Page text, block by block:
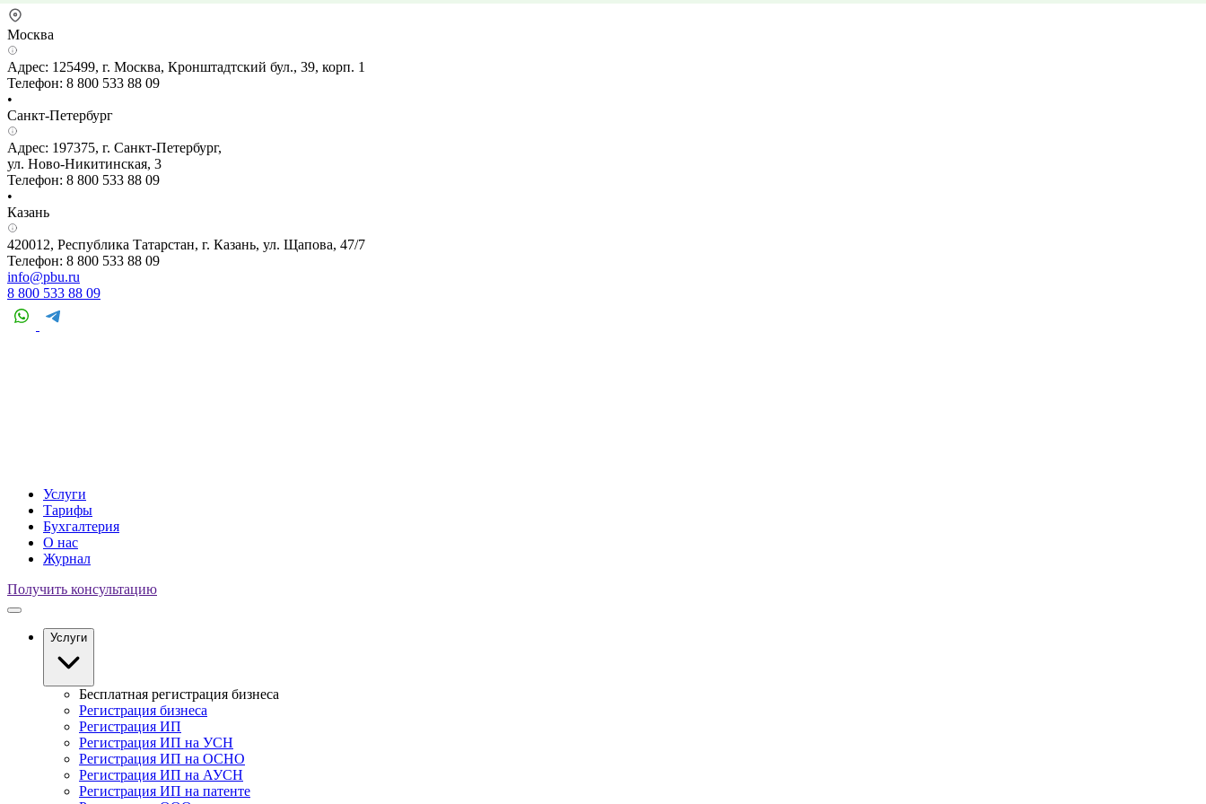
Москва
Адрес: 125499, г. Москва, Кронштадтский бул., 39, корп. 1
Телефон: 8 800 533 88 09
•
Санкт-Петербург
Адрес: 197375, г. Санкт-Петербург,
ул. Ново-Никитинская, 3
Телефон: 8 800 533 88 09
•
Казань
420012, Республика Татарстан, г. Казань, ул. Щапова, 47/7
Телефон: 8 800 533 88 09
info@pbu.ru
8 800 533 88 09
Услуги
Тарифы
Бухгалтерия
О нас
Журнал
Получить консультацию
Услуги
Бесплатная регистрация бизнеса
Регистрация бизнеса
Регистрация ИП
Регистрация ИП на УСН
Регистрация ИП на ОСНО
Регистрация ИП на АУСН
Регистрация ИП на патенте